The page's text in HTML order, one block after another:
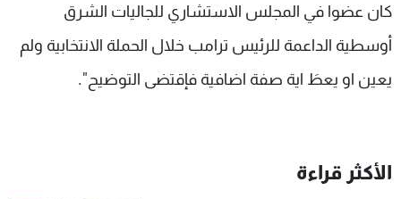
كان عضوا في المجلس الاستشاري للجاليات الشرق
أوسطية الداعمة للرئيس ترامب خلال الحملة الانتخابية ولم
يعين او يعطَ اية صفة اضافية فإقتضى التوضيح".
الأكثر قراءة